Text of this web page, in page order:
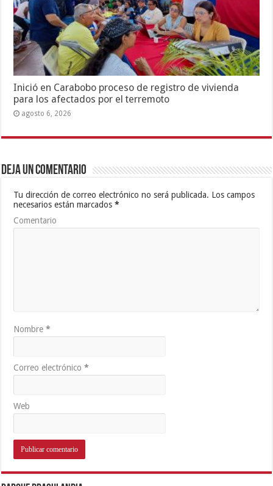
Inició en Carabobo proceso de registro de vivienda
para los afectados por el terremoto
agosto 6, 2026
Deja un comentario
Tu dirección de correo electrónico no será publicada. Los campos
necesarios están marcados*
Comentario
Nombre*
Correo electrónico*
Web